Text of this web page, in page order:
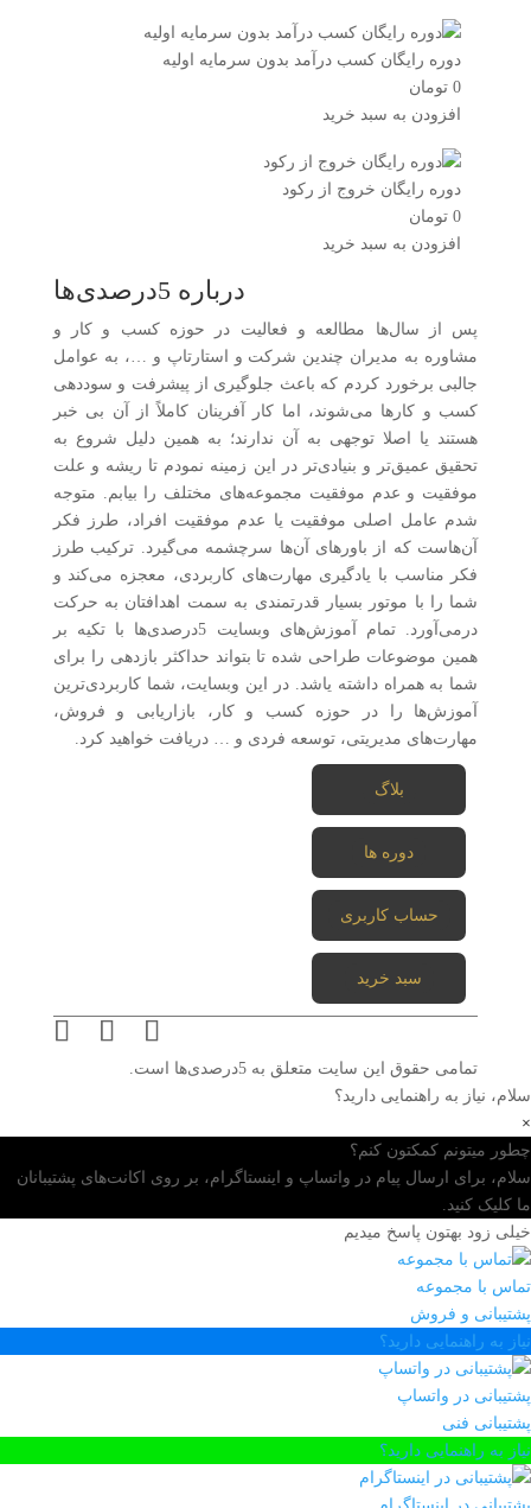
دوره رایگان کسب درآمد بدون سرمایه اولیه
0 تومان
افزودن به سبد خرید
دوره رایگان خروج از رکود
0 تومان
افزودن به سبد خرید
درباره 5درصدی‌ها
پس از سال‌ها مطالعه و فعالیت در حوزه کسب و کار و
مشاوره به مدیران چندین شرکت و استارتاپ و …، به عوامل
جالبی برخورد کردم که باعث جلوگیری از پیشرفت و سوددهی
کسب و کارها می‌شوند، اما کار آفرینان کاملاً از آن بی خبر
هستند یا اصلا توجهی به آن ندارند؛ به همین دلیل شروع به
تحقیق عمیق‌تر و بنیادی‌تر در این زمینه نمودم تا ریشه و علت
موفقیت و عدم موفقیت مجموعه‌های مختلف را بیابم. متوجه
شدم عامل اصلی موفقیت یا عدم موفقیت افراد، طرز فکر
آن‌هاست که از باورهای آن‌ها سرچشمه می‌گیرد. ترکیب طرز
فکر مناسب با یادگیری مهارت‌های کاربردی، معجزه می‌کند و
شما را با موتور بسیار قدرتمندی به سمت اهدافتان به حرکت
درمی‌آورد. تمام آموزش‌های وبسایت 5درصدی‌ها با تکیه بر
همین موضوعات طراحی شده تا بتواند حداکثر بازدهی را برای
شما به همراه داشته یاشد. در این وبسایت، شما کاربردی‌ترین
آموزش‌ها را در حوزه کسب و کار، بازاریابی و فروش،
مهارت‌های مدیریتی، توسعه فردی و … دریافت خواهید کرد.
بلاگ
دوره ها
حساب کاربری
سبد خرید
تمامی حقوق این سایت متعلق به 5درصدی‌ها است.
سلام، نیاز به راهنمایی دارید؟
×
چطور میتونم کمکتون کنم؟
سلام، برای ارسال پیام در واتساپ و اینستاگرام، بر روی اکانت‌های پشتیبانان
ما کلیک کنید.
خیلی زود بهتون پاسخ میدیم
تماس با مجموعه
پشتیبانی و فروش
نیاز به راهنمایی دارید؟
پشتیبانی در واتساپ
پشتیبانی فنی
نیاز به راهنمایی دارید؟